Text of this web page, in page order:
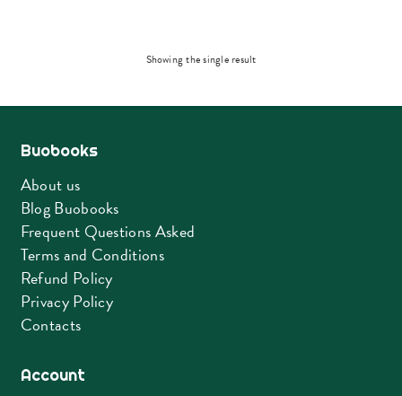
Showing the single result
Buobooks
About us
Blog Buobooks
Frequent Questions Asked
Terms and Conditions
Refund Policy
Privacy Policy
Contacts
Account